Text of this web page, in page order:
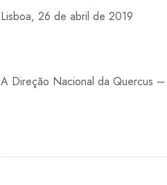
Lisboa, 26 de abril de 2019
A Direção Nacional da Quercus